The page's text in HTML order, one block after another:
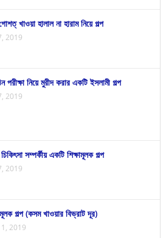
খাওয়া হালাল না হারাম নিয়ে গল্প
2019
পরীক্ষা নিয়ে মুরীদ করার একটি ইসলামী গল্প
2019
সম্পর্কীয় একটি শিক্ষামূলক গল্প
2019
গল্প (কসম খাওয়ার বিভ্রাট দূর)
2019